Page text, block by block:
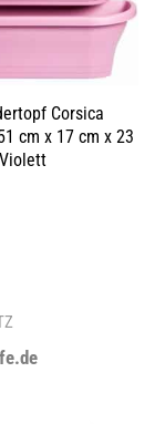
Corsica
cm x 17 cm x 23